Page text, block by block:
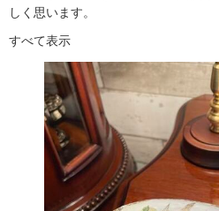
しく思います。
すべて表示